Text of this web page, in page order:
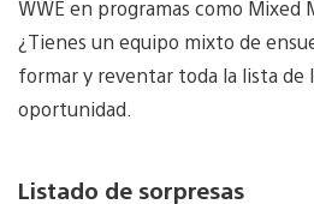
WWE en programas como Mixed
¿Tienes un equipo mixto de
formar y reventar toda la lista de
oportunidad.
Listado de sorpresas